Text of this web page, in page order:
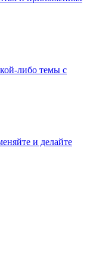
либо темы с
и делайте